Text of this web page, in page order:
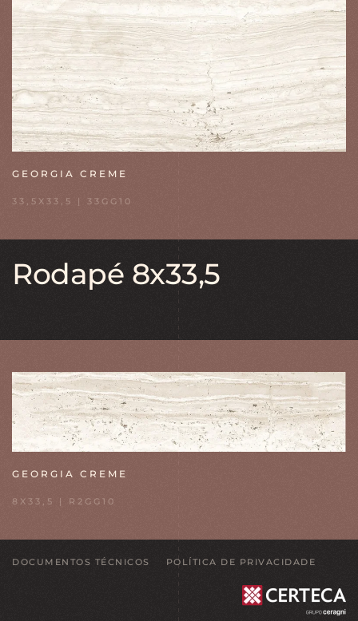
GEORGIA CREME
33,5X33,5 | 33GG10
Rodapé 8x33,5
GEORGIA CREME
8X33,5 | R2GG10
DOCUMENTOS TÉCNICOS POLÍTICA DE PRIVACIDADE